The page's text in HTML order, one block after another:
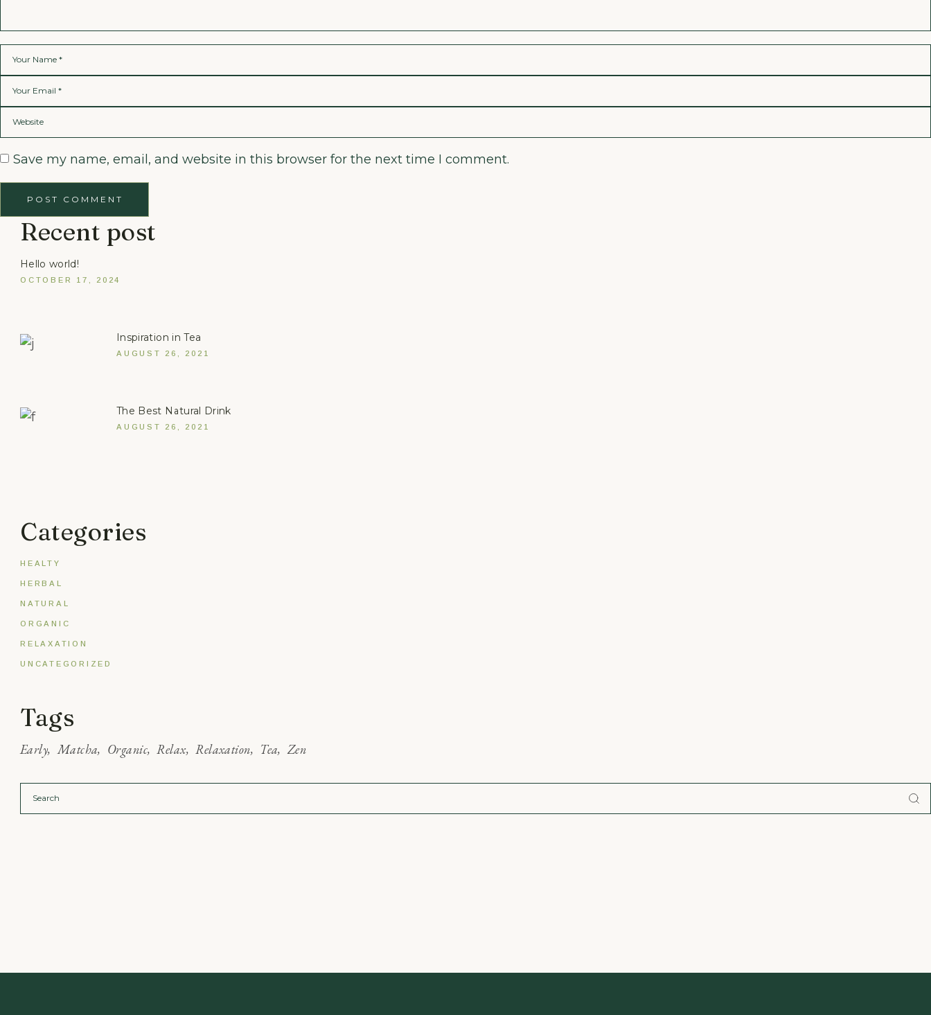
Save my name, email, and website in this browser for the next time I comment.
POST COMMENT
Recent post
Hello world!
OCTOBER 17, 2024
Inspiration in Tea
AUGUST 26, 2021
The Best Natural Drink
AUGUST 26, 2021
Categories
HEALTY
HERBAL
NATURAL
ORGANIC
RELAXATION
UNCATEGORIZED
Tags
Early Matcha Organic Relax Relaxation Tea Zen
Search
for: